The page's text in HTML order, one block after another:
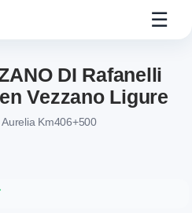
☰
DI Rafanelli
Vezzano Ligure
Aurelia Km406+500